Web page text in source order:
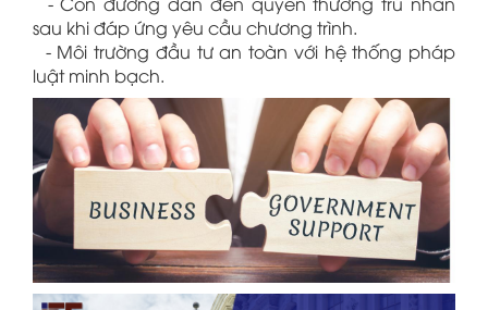
sau khi đáp ứng yêu cầu chương trình.
- Môi trường đầu tư an toàn với hệ thống pháp
luật minh bạch.